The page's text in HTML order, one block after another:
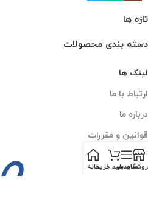
تازه ها
دسته بندی محصولات
لینک ها
ارتباط با ما
درباره ما
قوانین و مقررات
سایدبارسبد خریدخانه